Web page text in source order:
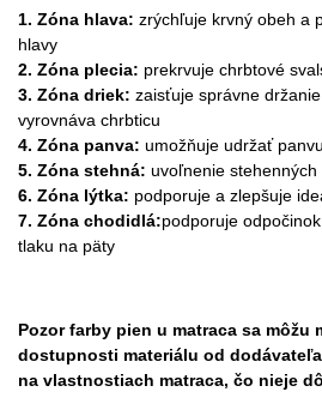
1. Zóna hlava: zrýchľuje krvný obeh a
hlavy
2. Zóna plecia: prekrvuje chrbtové
3. Zóna driek: zaisťuje správne
vyrovnáva chrbticu
4. Zóna panva: umožňuje udržať
5. Zóna stehná: uvoľnenie stehenných
6. Zóna lýtka: podporuje a zlepšuje
7. Zóna chodidlá:podporuje
tlaku na päty
Pozor farby pien u matraca sa môžu
dostupnosti materiálu od
na vlastnostiach matraca, čo nieje